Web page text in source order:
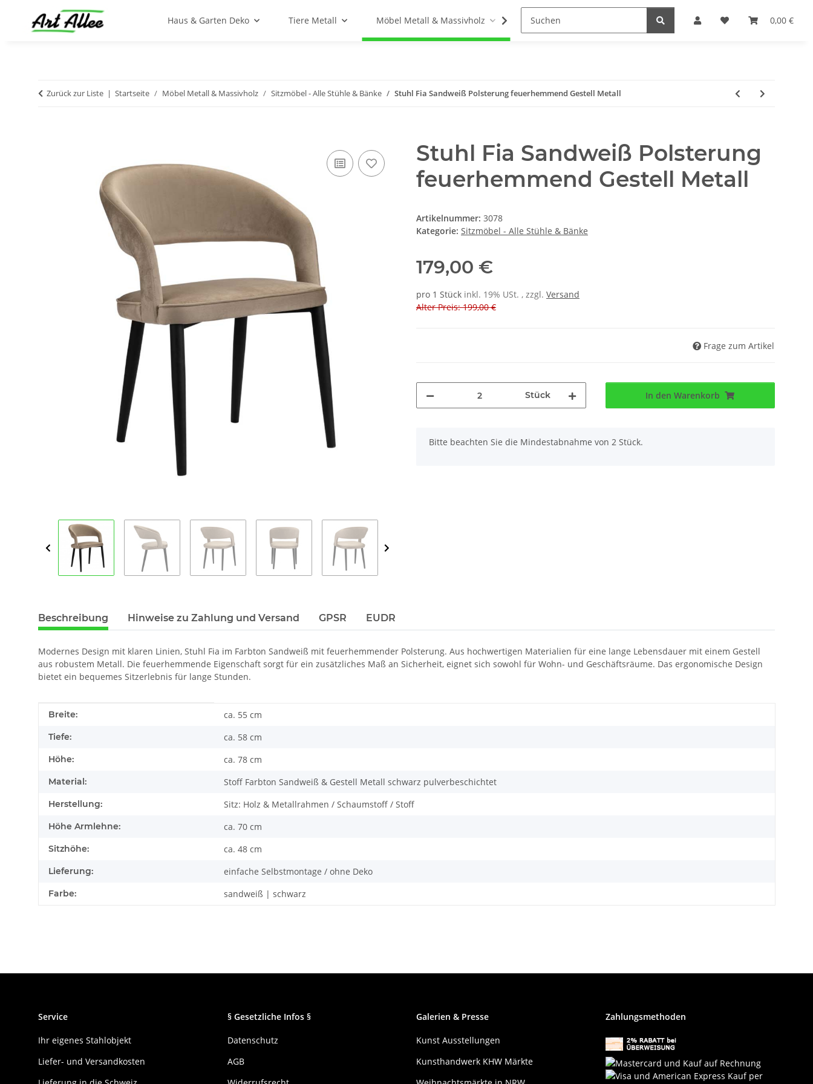
0,00 €
Haus & Garten Deko Tiere Metall Möbel Metall & Massivholz Wohnaccessoires Edelstahl Schmuck Möbel Serien
Zurück zur Liste Startseite Möbel Metall & Massivholz Sitzmöbel - Alle Stühle & Bänke Stuhl Fia Sandweiß Polsterung feuerhemmend Gestell Metall
Stuhl Fia Sandweiß Polsterung
feuerhemmend Gestell Metall
Artikelnummer: 3078
Kategorie: Sitzmöbel - Alle Stühle & Bänke
179,00 €
pro 1 Stück inkl. 19% USt. , zzgl. Versand
Alter Preis: 199,00 €
Frage zum Artikel
Stück In den Warenkorb
x
Bitte beachten Sie die Mindestabnahme von 2 Stück.
Beschreibung Hinweise zu Zahlung und Versand GPSR EUDR
Modernes Design mit klaren Linien, Stuhl Fia im Farbton Sandweiß mit feuerhemmender Polsterung. Aus hochwertigen Materialien für eine lange Lebensdauer mit einem Gestell
aus robustem Metall. Die feuerhemmende Eigenschaft sorgt für ein zusätzliches Maß an Sicherheit, eignet sich sowohl für Wohn- und Geschäftsräume. Das ergonomische Design
bietet ein bequemes Sitzerlebnis für lange Stunden.
Produkteigenschaft
Wert
Breite: ca. 55 cm
Tiefe: ca. 58 cm
Höhe: ca. 78 cm
Material: Stoff Farbton Sandweiß & Gestell Metall schwarz pulverbeschichtet
Herstellung: Sitz: Holz & Metallrahmen / Schaumstoff / Stoff
Höhe Armlehne: ca. 70 cm
Sitzhöhe: ca. 48 cm
Lieferung: einfache Selbstmontage / ohne Deko
Farbe: sandweiß | schwarz
Service
Ihr eigenes Stahlobjekt
Liefer- und Versandkosten
§ Gesetzliche Infos §
Datenschutz
AGB
Galerien & Presse
Kunst Ausstellungen
Kunsthandwerk KHW Märkte
Zahlungsmethoden